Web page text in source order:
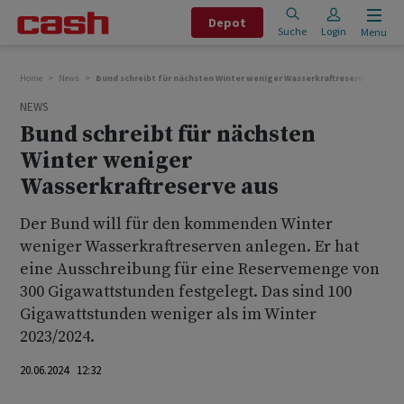
Depot
Suche Login Menu
Home News Bund schreibt für nächsten Winter weniger Wasserkraftreserve aus
NEWS
Bund schreibt für nächsten
Winter weniger
Wasserkraftreserve aus
Der Bund will für den kommenden Winter
weniger Wasserkraftreserven anlegen. Er hat
eine Ausschreibung für eine Reservemenge von
300 Gigawattstunden festgelegt. Das sind 100
Gigawattstunden weniger als im Winter
2023/2024.
20.06.2024 12:32